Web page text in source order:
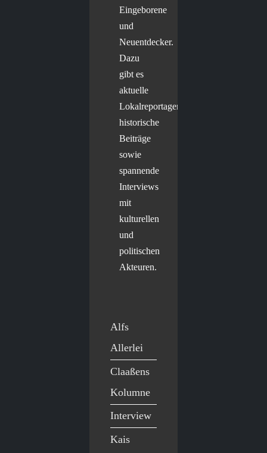
Eingeborene
und
Neuentdecker.
Dazu
gibt es
aktuelle
Lokalreportagen,
historische
Beiträge
sowie
spannende
Interviews
mit
kulturellen
und
politischen
Akteuren.
Alfs
Allerlei
Claaßens
Kolumne
Interview
Kais